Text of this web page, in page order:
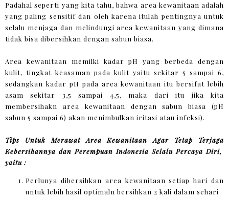
Padahal seperti yang kita tahu, bahwa area kewanitaan adalah
yang paling sensitif dan oleh karena itulah pentingnya untuk
selalu menjaga dan melindungi area kewanitaan yang dimana
tidak bisa dibersihkan dengan sabun biasa.
Area kewanitaan memilki kadar pH yang berbeda dengan
kulit, tingkat keasaman pada kulit yaitu sekitar 5 sampai 6,
sedangkan kadar pH pada area kewanitaan itu bersifat lebih
asam sekitar 3,5 sampai 4,5, maka dari itu jika kita
membersihakn area kewanitaan dengan sabun biasa (pH
sabun 5 sampai 6) akan menimbulkan iritasi atau infeksi).
Tips Untuk Merawat Area Kewanitaan Agar Tetap Terjaga
Kebersihannya dan Perempuan Indonesia Selalu Percaya Diri,
yaitu :
Perlunya dibersihkan area kewanitaan setiap hari dan
untuk lebih hasil optimaln bersihkan 2 kali dalam sehari